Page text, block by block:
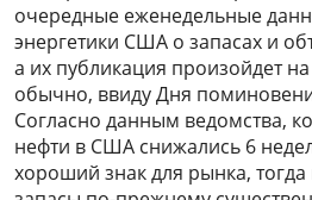
очередные еженедельные
энергетики США о запасах и
а их публикация произойдет
обычно, ввиду Дня
Согласно данным ведомства,
нефти в США снижались 6
хороший знак для рынка,